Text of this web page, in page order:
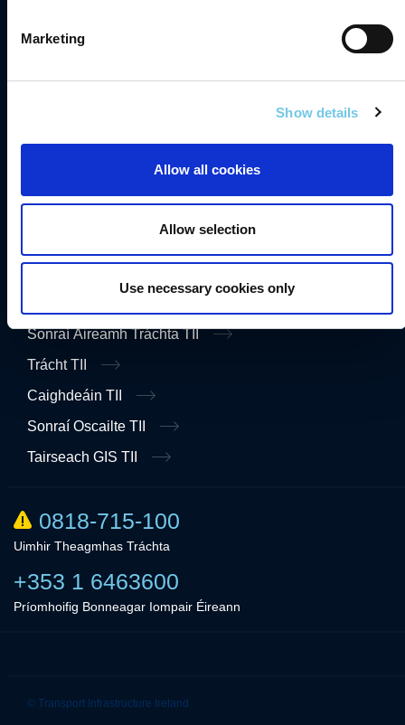
Marketing
Show details
Allow all cookies
Allow selection
Use necessary cookies only
Gairmeacha
Sonraí Áireamh Tráchta TII
Trácht TII
Caighdeáin TII
Sonraí Oscailte TII
Tairseach GIS TII
0818-715-100
Uimhir Theagmhas Tráchta
+353 1 6463600
Príomhoifig Bonneagar Iompair Éireann
© Transport Infrastructure Ireland